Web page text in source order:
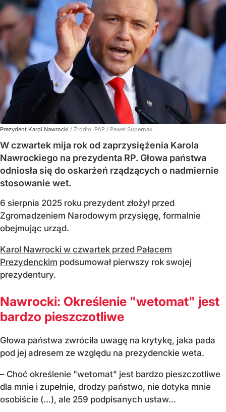
Prezydent Karol Nawrocki / Źródło: PAP / Paweł Supernak
W czwartek mija rok od zaprzysiężenia Karola
Nawrockiego na prezydenta RP. Głowa państwa
odniosła się do oskarżeń rządzących o nadmiernie
stosowanie wet.
6 sierpnia 2025 roku prezydent złożył przed
Zgromadzeniem Narodowym przysięgę, formalnie
obejmując urząd.
Karol Nawrocki w czwartek przed Pałacem
Prezydenckim podsumował pierwszy rok swojej
prezydentury.
Nawrocki: Określenie "wetomat" jest
bardzo pieszczotliwe
Głowa państwa zwróciła uwagę na krytykę, jaka pada
pod jej adresem ze względu na prezydenckie weta.
– Choć określenie "wetomat" jest bardzo pieszczotliwe
dla mnie i zupełnie, drodzy państwo, nie dotyka mnie
osobiście (…), ale 259 podpisanych ustaw...